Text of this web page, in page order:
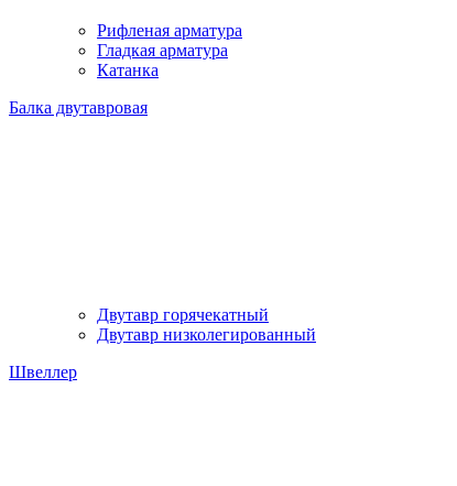
Рифленая арматура
Гладкая арматура
Катанка
Балка двутавровая
Двутавр горячекатный
Двутавр низколегированный
Швеллер